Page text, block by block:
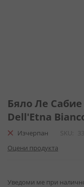
към
началото
на
галерия
снимки
Бяло Ле
Dell'Etna
Изчерпан SKU
Оцени продукта
Уведоми ме при